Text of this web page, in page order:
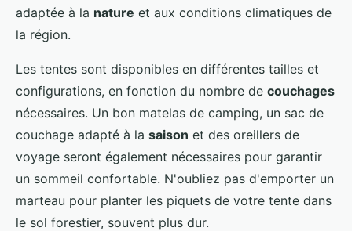
adaptée à la nature et aux conditions climatiques de
la région.
Les tentes sont disponibles en différentes tailles et
configurations, en fonction du nombre de couchages
nécessaires. Un bon matelas de camping, un sac de
couchage adapté à la saison et des oreillers de
voyage seront également nécessaires pour garantir
un sommeil confortable. N'oubliez pas d'emporter un
marteau pour planter les piquets de votre tente dans
le sol forestier, souvent plus dur.